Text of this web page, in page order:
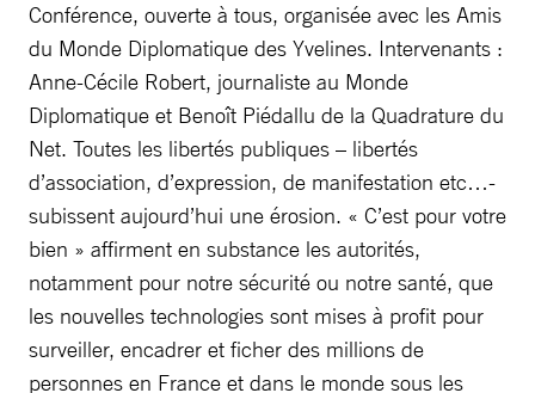
Conférence, ouverte à tous, organisée avec les Amis
du Monde Diplomatique des Yvelines. Intervenants :
Anne-Cécile Robert, journaliste au Monde
Diplomatique et Benoît Piédallu de la Quadrature du
Net. Toutes les libertés publiques – libertés
d’association, d’expression, de manifestation etc…-
subissent aujourd’hui une érosion. « C’est pour votre
bien » affirment en substance les autorités,
notamment pour notre sécurité ou notre santé, que
les nouvelles technologies sont mises à profit pour
surveiller, encadrer et ficher des millions de
personnes en France et dans le monde sous les